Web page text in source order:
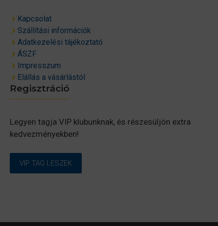
Kapcsolat
Szállítási információk
Adatkezelési tájékoztató
ÁSZF
Impresszum
Elállás a vásárlástól
Regisztráció
Legyen tagja VIP klubunknak, és részesüljön extra
kedvezményekben!
VIP TAG LESZEK